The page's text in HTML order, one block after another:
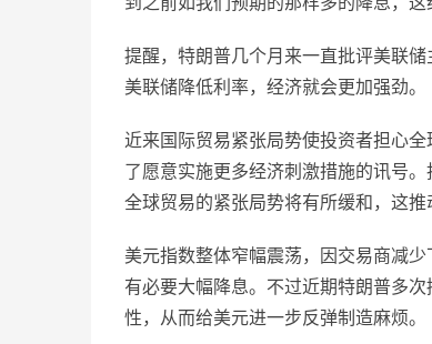
提醒，特朗普几个月来一直批评美联
美联储降低利率，经济就会更加强劲。
近来国际贸易紧张局势使投资者担心
了愿意实施更多经济刺激措施的讯号
全球贸易的紧张局势将有所缓和，这推
美元指数整体窄幅震荡，因交易商减
有必要大幅降息。不过近期特朗普多
性，从而给美元进一步反弹制造麻烦。